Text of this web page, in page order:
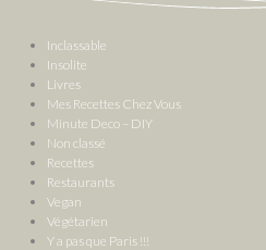
Inclassable
Insolite
Livres
Mes Recettes Chez Vous
Minute Deco – DIY
Non classé
Recettes
Restaurants
Vegan
Végétarien
Y a pas que Paris !!!